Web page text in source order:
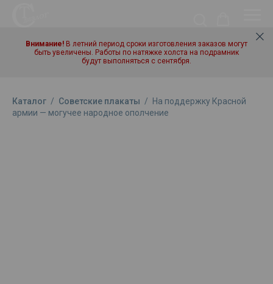
Внимание! В летний период сроки изготовления заказов могут
быть увеличены. Работы по натяжке холста на подрамник
будут выполняться с сентября.
Каталог / Советские плакаты /
На поддержку Красной
армии — могучее народное ополчение